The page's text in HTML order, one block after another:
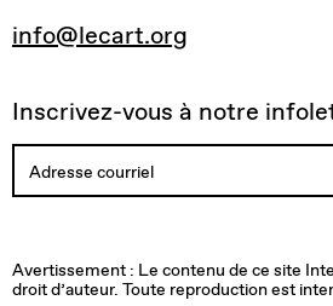
info@lecart.org
Inscrivez-vous à notre
est
confirmée.
recevoir
un
invalide.
est
survenue
Avertissement : Le contenu de ce site
droit d’auteur. Toute reproduction est